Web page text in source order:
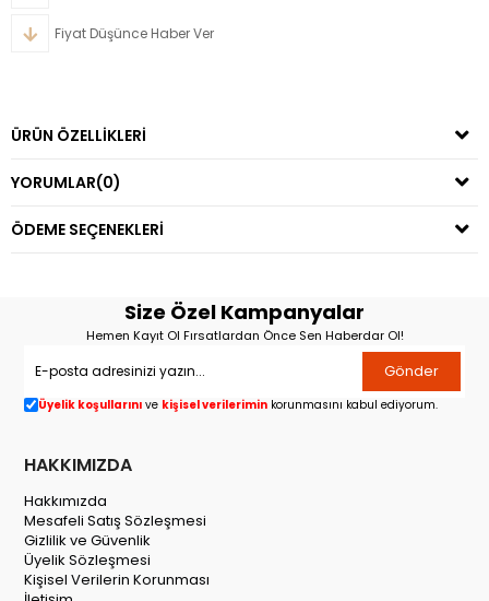
Fiyat Düşünce Haber Ver
ÜRÜN ÖZELLIKLERI
YORUMLAR(0)
ÖDEME SEÇENEKLERI
Size Özel Kampanyalar
Hemen Kayıt Ol Fırsatlardan Önce Sen Haberdar Ol!
Gönder
Üyelik koşullarını ve kişisel verilerimin korunmasını kabul ediyorum.
HAKKIMIZDA
Hakkımızda
Mesafeli Satış Sözleşmesi
Gizlilik ve Güvenlik
Üyelik Sözleşmesi
Kişisel Verilerin Korunması